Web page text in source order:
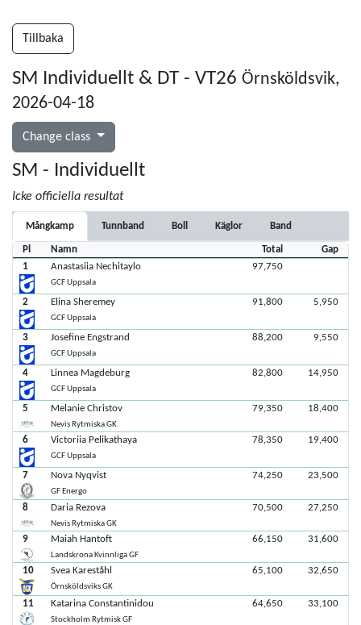
Tillbaka
SM Individuellt & DT - VT26 Örnsköldsvik,
2026-04-18
Change class
SM - Individuellt
Icke officiella resultat
Mångkamp Tunnband Boll Käglor Band
Pl Namn Total
Gap
1
Anastasiia Nechitaylo
GCF Uppsala
97,750
2 Elina Sheremey
GCF Uppsala
91,800 5,950
3 Josefine Engstrand
GCF Uppsala
88,200 9,550
4 Linnea Magdeburg
GCF Uppsala
82,800 14,950
5 Melanie Christov
Nevis Rytmiska GK
79,350 18,400
6 Victoriia Pelikathaya
GCF Uppsala
78,350 19,400
7 Nova Nyqvist
GF Energo
74,250 23,500
8 Daria Rezova
Nevis Rytmiska GK
70,500 27,250
9 Maiah Hantoft
Landskrona Kvinnliga GF
66,150 31,600
10 Svea Kareståhl
Örnsköldsviks GK
65,100 32,650
11 Katarina Constantinidou
Stockholm Rytmisk GF
64,650 33,100